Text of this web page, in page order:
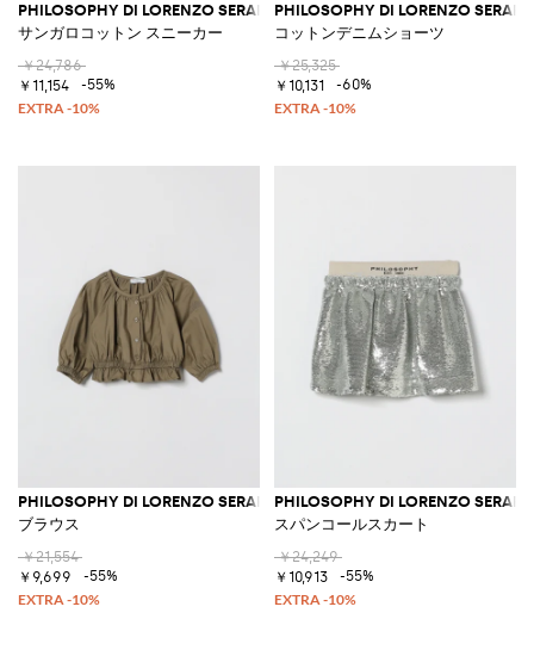
PHILOSOPHY DI LORENZO SERAFINI
サンガロコットン スニーカー
￥24,786
￥11,154
-55%
PHILOSOPHY DI LORENZO
コットンデニムショーツ
￥25,325
￥10,131
-60%
PHILOSOPHY DI LORENZO SERAFINI
ブラウス
￥21,554
￥9,699
-55%
PHILOSOPHY DI LORENZO
スパンコールスカート
￥24,249
￥10,913
-55%